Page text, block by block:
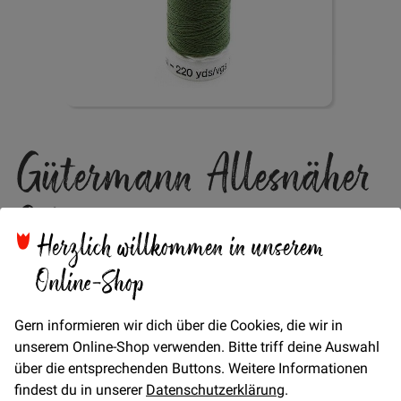
Herzlich willkommen in unserem
Online-Shop
Gern informieren wir dich über die Cookies, die wir in
unserem Online-Shop verwenden. Bitte triff deine Auswahl
über die entsprechenden Buttons. Weitere Informationen
findest du in unsererDatenschutzerklärung.
der
Bildgalerie
springen
Gütermann Allesnäher
Col. 561
Verfügbarkeit Auf Lager
4,95 €
Menge